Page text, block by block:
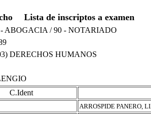
Lista de inscriptos a examen
ABOGACIA / 90 - NOTARIADO
DERECHOS HUMANOS
C.Ident
ARROSPIDE PANERO,